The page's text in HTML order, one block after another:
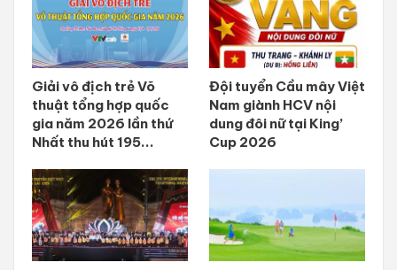
Giải vô địch trẻ Võ
thuật tổng hợp quốc
gia năm 2026 lần thứ
Nhất thu hút 195...
Đội tuyển Cầu mây Việt
Nam giành HCV nội
dung đôi nữ tại King’
Cup 2026